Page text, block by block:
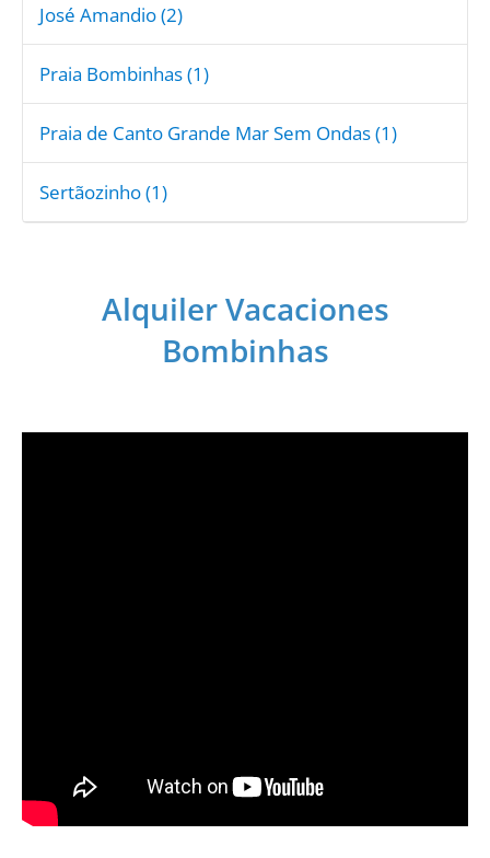
José Amandio (2)
Praia Bombinhas (1)
Praia de Canto Grande Mar Sem Ondas (1)
Sertãozinho (1)
Alquiler Vacaciones
Bombinhas